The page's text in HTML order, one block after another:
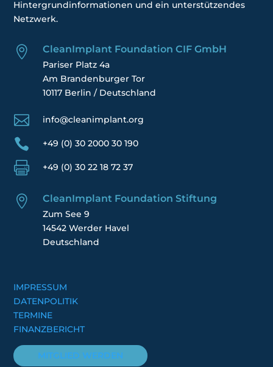
Hintergrundinformationen und ein unterstützendes
Netzwerk.
 CleanImplant Foundation CIF GmbH
Pariser Platz 4a
Am Brandenburger Tor
10117 Berlin / Deutschland
 info@cleanimplant.org
 +49 (0) 30 2000 30 190
 +49 (0) 30 22 18 72 37
 CleanImplant Foundation Stiftung
Zum See 9
14542 Werder Havel
Deutschland
IMPRESSUM
DATENPOLITIK
TERMINE
FINANZBERICHT
MITGLIED WERDEN